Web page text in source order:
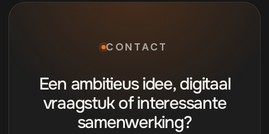
CONTACT
Een ambitieus idee, digitaal
vraagstuk of interessante
samenwerking?